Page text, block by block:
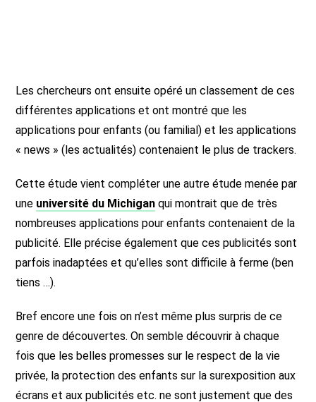
Les chercheurs ont ensuite opéré un classement de ces
différentes applications et ont montré que les
applications pour enfants (ou familial) et les applications
« news » (les actualités) contenaient le plus de trackers.
Cette étude vient compléter une autre étude menée par
une université du Michigan qui montrait que de très
nombreuses applications pour enfants contenaient de la
publicité. Elle précise également que ces publicités sont
parfois inadaptées et qu’elles sont difficile à ferme (ben
tiens …).
Bref encore une fois on n’est même plus surpris de ce
genre de découvertes. On semble découvrir à chaque
fois que les belles promesses sur le respect de la vie
privée, la protection des enfants sur la surexposition aux
écrans et aux publicités etc. ne sont justement que des